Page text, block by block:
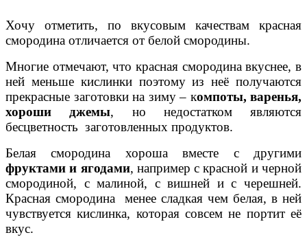
Хочу отметить, по вкусовым качествам красная
смородина отличается от белой смородины.
Многие отмечают, что красная смородина вкуснее, в
ней меньше кислинки поэтому из неё получаются
прекрасные заготовки на зиму – компоты, варенья,
хороши джемы, но недостатком являются
бесцветность заготовленных продуктов.
Белая смородина хороша вместе с другими
фруктами и ягодами, например с красной и черной
смородиной, с малиной, с вишней и с черешней.
Красная смородина менее сладкая чем белая, в ней
чувствуется кислинка, которая совсем не портит её
вкус.